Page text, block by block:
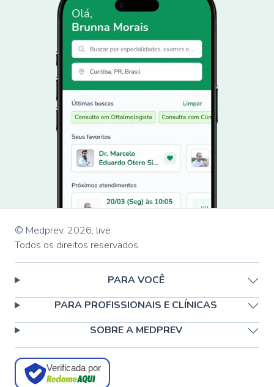
© Medprev, 2026, live
Todos os direitos reservados
PARA VOCÊ
PARA PROFISSIONAIS E CLÍNICAS
SOBRE A MEDPREV
Verificada por